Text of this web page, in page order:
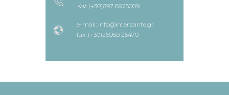
Kιν: (+30)697 6925009
e-mail: info@interzante.gr
fax: (+30)26950 25470